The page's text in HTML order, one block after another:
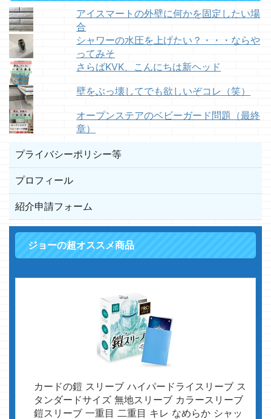
アイスマートの外壁に何かを固定したい場
合
シャワーの水圧を上げたい？・・・ならや
ってみそ
さらばKVK、こんにちは新ヘッド
壁をぶっ壊してでも欲しいぞコレ（笑）
オープンステアのベビーガード問題（最終
章）
プライバシーポリシー等
プロフィール
紹介申請フォーム
ジョーの超オススメ商品
カードの鎧 スリーブ ハイパードライスリーブ ス
タンダードサイズ 無地スリーブ カラースリーブ
鎧スリーブ 一重目 二重目 キレ なめらか シャッ